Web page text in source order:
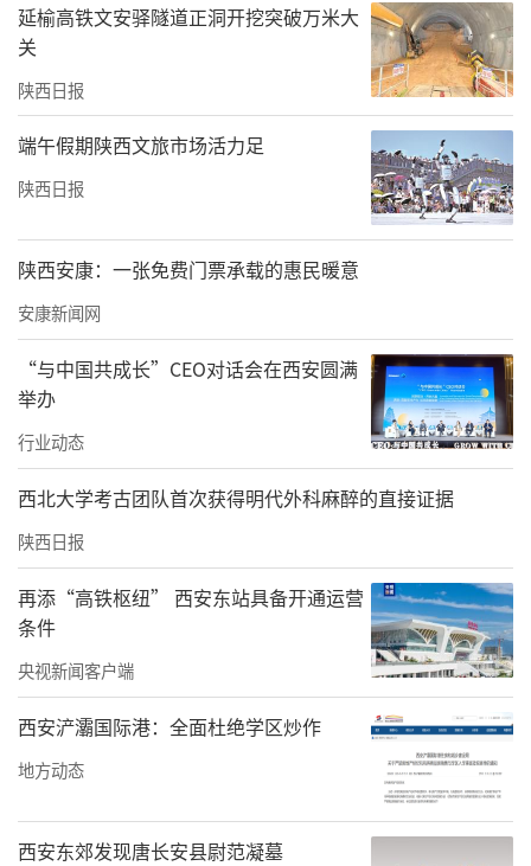
此次暖心服务，是建行宝鸡陇县支行用心用情
服务民生的具体实践。后续，建行宝鸡陇县支
行将持续畅通特殊残损币兑换绿色通道，聚焦
民生需求，优化便民服务举措，以专业规范、
暖心高效的金融服务，守护群众“钱袋子”，
切实提升群众金融获得感、满意度，以实际行
动践行国有大行的社会责任。（李袆童 顾杰）
————————————————————
延榆高铁文安驿隧道正洞开挖突破万米大
关
陕西日报
端午假期陕西文旅市场活力足
陕西日报
陕西安康：一张免费门票承载的惠民暖意
安康新闻网
“与中国共成长”CEO对话会在西安圆满
举办
行业动态
西北大学考古团队首次获得明代外科麻醉的直接证据
陕西日报
再添“高铁枢纽” 西安东站具备开通运营
条件
央视新闻客户端
西安浐灞国际港：全面杜绝学区炒作
地方动态
西安东郊发现唐长安县尉范凝墓